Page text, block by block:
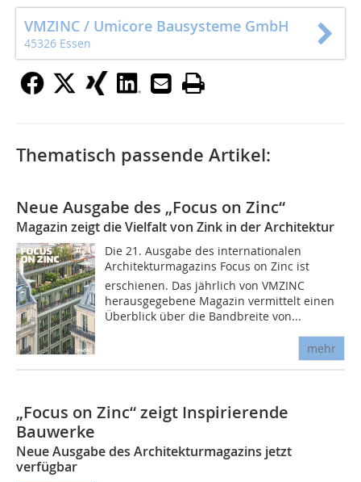
VMZINC / Umicore Bausysteme GmbH
45326 Essen
Thematisch passende Artikel:
Neue Ausgabe des „Focus on Zinc“
Magazin zeigt die Vielfalt von Zink in der Architektur
Die 21. Ausgabe des internationalen
Architekturmagazins Focus on Zinc ist
erschienen. Das jährlich von VMZINC
herausgegebene Magazin vermittelt einen
Überblick über die Bandbreite von...
mehr
„Focus on Zinc“ zeigt Inspirierende
Bauwerke
Neue Ausgabe des Architekturmagazins jetzt
verfügbar